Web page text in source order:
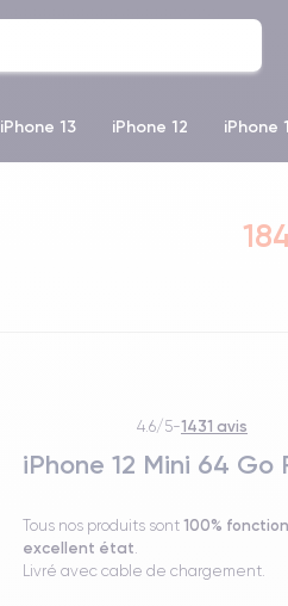
iPhone 13 iPhone 12 iPhone
4.6/5-1431 avis
iPhone 12 Mini 64 Go
Tous nos produits sont 100%
excellent état
Livré avec cable de chargement.